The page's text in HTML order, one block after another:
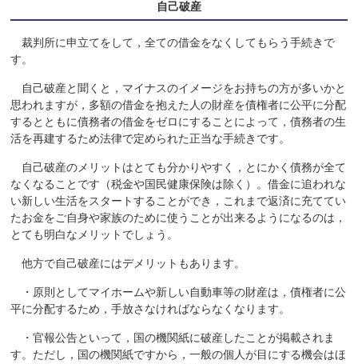
自己破産
裁判所に申立てをして，全ての借金をなくしてもらう手続きで
す。
自己破産と聞くと，マイナスのイメージをお持ちの方が多いかと
思われますが，多額の借金を抱えた人の財産を債権者に公平に分配
するとともに債務者の借金をゼロにすることによって，債務者の生
活を再建するため法律で定められた正当な手続きです。
自己破産のメリットはとても分かりやすく，とにかく債務が全て
なくなることです（税金や国民健康保険は除く）。借金に追われな
い新しい生活をスタートすることができ，これまで返済に充ててい
たお金をご自身や家族のために使うことが出来るようになるのは，
とても明白なメリットでしょう。
他方で自己破産にはデメリットもあります。
・原則としてマイホームや新しい自動車等の財産は，債権者に公
平に分配するため，手放さなければならなくなります。
・官報公告といって，国の機関紙に破産したことが掲載されま
す。ただし，国の機関紙ですから，一般の個人が目にする機会はほ